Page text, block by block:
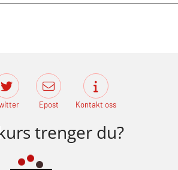
Epost Kontakt oss
trenger du?